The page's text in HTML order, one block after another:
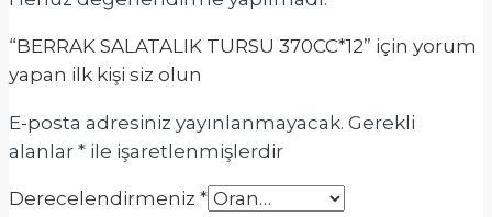
“BERRAK SALATALIK TURSU 370CC*12” için yorum
yapan ilk kişi siz olun
E-posta adresiniz yayınlanmayacak. Gerekli
alanlar * ile işaretlenmişlerdir
Derecelendirmeniz *